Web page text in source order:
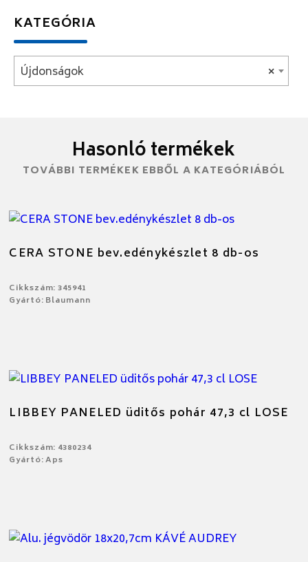
KATEGÓRIA
×
Újdonságok
Hasonló termékek
TOVÁBBI TERMÉKEK EBBŐL A KATEGÓRIÁBÓL
CERA STONE bev.edénykészlet 8 db-os
Cikkszám: 345941
Gyártó: Blaumann
LIBBEY PANELED üditős pohár 47,3 cl LOSE
Cikkszám: 4380234
Gyártó: Aps